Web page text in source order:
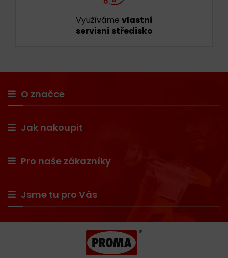
Využíváme vlastní
servisní středisko
O značce
Jak nakoupit
Pro naše zákazníky
Jsme tu pro Vás